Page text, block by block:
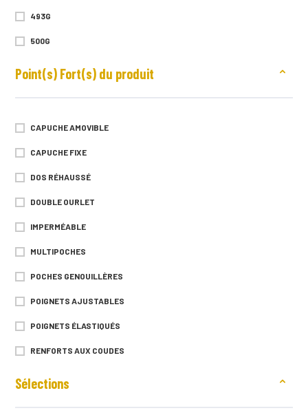
493G
500G
563G
Point(s) Fort(s) du produit
CAPUCHE AMOVIBLE
CAPUCHE FIXE
DOS RÉHAUSSÉ
DOUBLE OURLET
IMPERMÉABLE
MULTIPOCHES
POCHES GENOUILLÈRES
POIGNETS AJUSTABLES
POIGNETS ÉLASTIQUÉS
RENFORTS AUX COUDES
Sélections